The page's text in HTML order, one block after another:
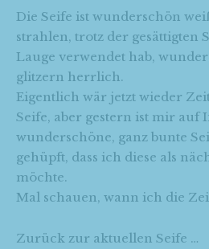
Die Seife ist wunderschön
strahlen, trotz der gesättigten
Lauge verwendet hab,
glitzern herrlich.
Eigentlich wär jetzt wieder
Seife, aber gestern ist mir auf
wunderschöne, ganz bunte
gehüpft, dass ich diese als
möchte.
Mal schauen, wann ich die
Zurück zur aktuellen Seife …